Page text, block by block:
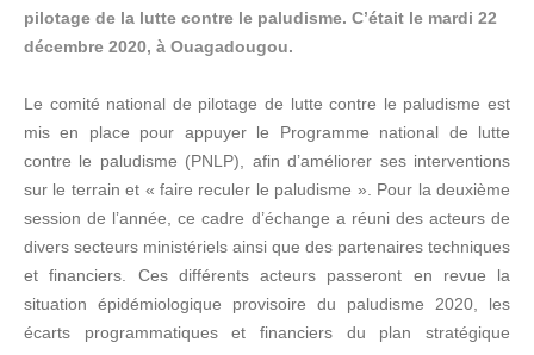
pilotage de la lutte contre le paludisme. C’était le mardi 22
décembre 2020, à Ouagadougou.
Le comité national de pilotage de lutte contre le paludisme est
mis en place pour appuyer le Programme national de lutte
contre le paludisme (PNLP), afin d’améliorer ses interventions
sur le terrain et « faire reculer le paludisme ». Pour la deuxième
session de l’année, ce cadre d’échange a réuni des acteurs de
divers secteurs ministériels ainsi que des partenaires techniques
et financiers. Ces différents acteurs passeront en revue la
situation épidémiologique provisoire du paludisme 2020, les
écarts programmatiques et financiers du plan stratégique